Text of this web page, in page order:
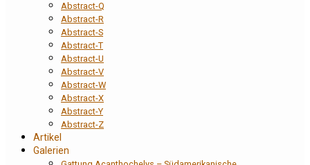
Abstract-Q
Abstract-R
Abstract-S
Abstract-T
Abstract-U
Abstract-V
Abstract-W
Abstract-X
Abstract-Y
Abstract-Z
Artikel
Galerien